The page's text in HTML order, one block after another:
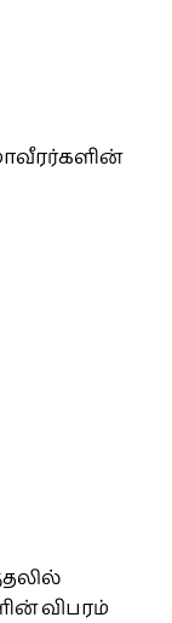
விபரம்